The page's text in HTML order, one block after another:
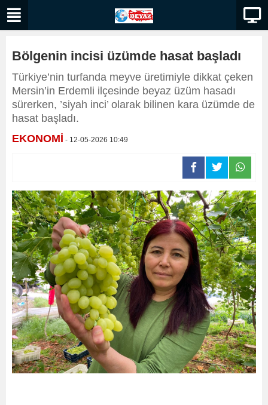
Bölgenin incisi üzümde hasat başladı
Türkiye’nin turfanda meyve üretimiyle dikkat çeken
Mersin’in Erdemli ilçesinde beyaz üzüm hasadı
sürerken, ’siyah inci’ olarak bilinen kara üzümde de
hasat başladı.
EKONOMİ - 12-05-2026 10:49